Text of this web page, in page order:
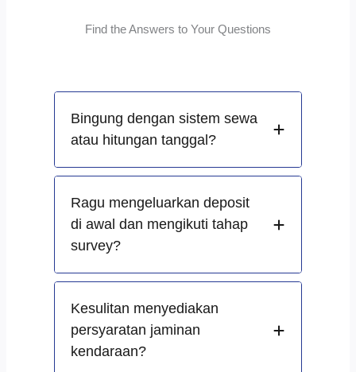
Find the Answers to Your Questions
Bingung dengan sistem sewa
atau hitungan tanggal?
Ragu mengeluarkan deposit
di awal dan mengikuti tahap
survey?
Kesulitan menyediakan
persyaratan jaminan
kendaraan?